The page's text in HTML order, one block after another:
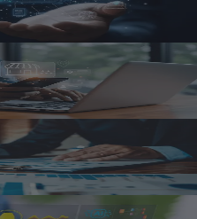
Compras